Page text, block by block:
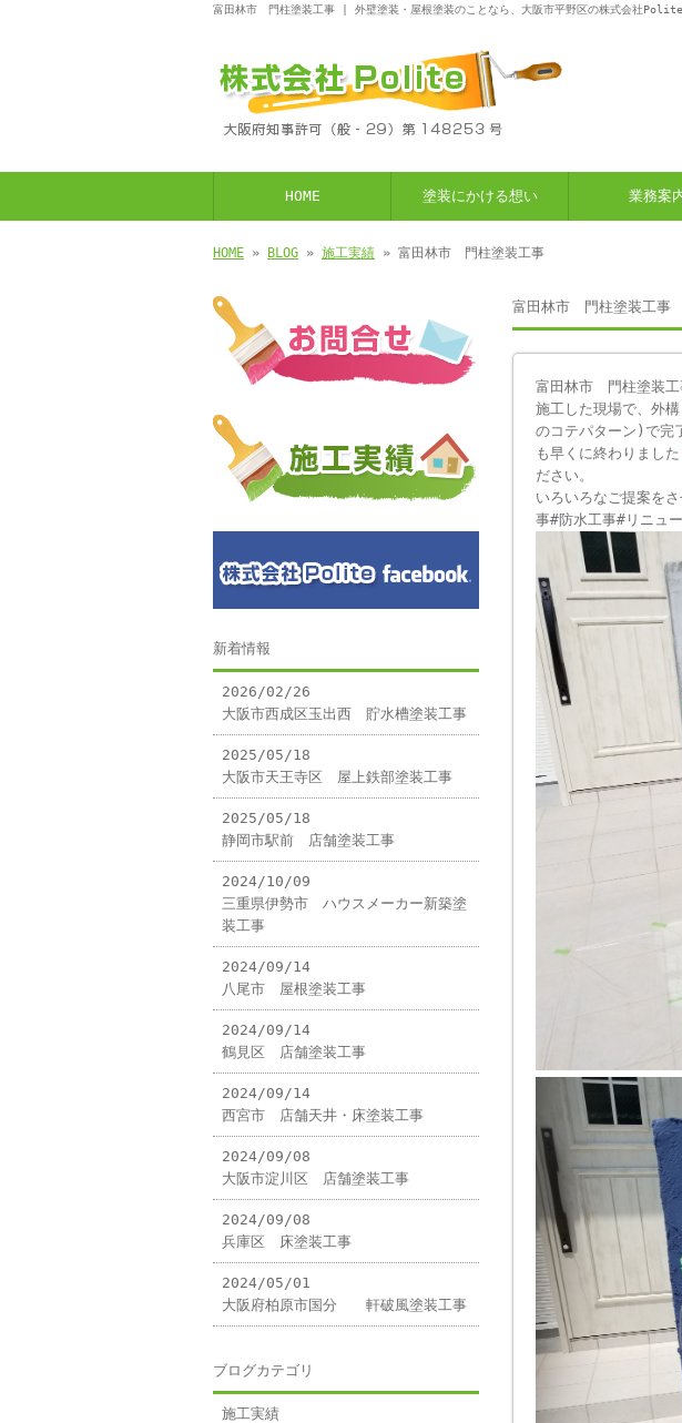
富田林市 門柱塗装工事 | 外壁塗装・屋根塗装のことなら、大阪市平野区の株式会社Polite
HOME 塗装にかける想い 業務案
HOME » BLOG » 施工実績 » 富田林市 門柱塗装工事
富田林市 門柱塗装工事
富田林市 門柱塗装工
施工した現場で、外
のコテパターン)で完
も早くに終わりました
ださい。
いろいろなご提案を
事#防水工事#リニュ
新着情報
2026/02/26
大阪市西成区玉出西 貯水槽塗装工事
2025/05/18
大阪市天王寺区 屋上鉄部塗装工事
2025/05/18
静岡市駅前 店舗塗装工事
2024/10/09
三重県伊勢市 ハウスメーカー新築塗
装工事
2024/09/14
八尾市 屋根塗装工事
2024/09/14
鶴見区 店舗塗装工事
2024/09/14
西宮市 店舗天井・床塗装工事
2024/09/08
大阪市淀川区 店舗塗装工事
2024/09/08
兵庫区 床塗装工事
2024/05/01
大阪府柏原市国分 軒破風塗装工事
ブログカテゴリ
施工実績